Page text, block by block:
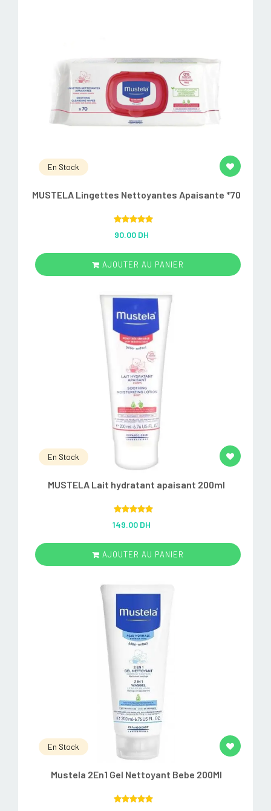
En Stock
MUSTELA Lingettes Nettoyantes Apaisante *70
out of 5
90.00 DH
AJOUTER AU PANIER
En Stock
MUSTELA Lait hydratant apaisant 200ml
out of 5
149.00 DH
AJOUTER AU PANIER
En Stock
Mustela 2En1 Gel Nettoyant Bebe 200Ml